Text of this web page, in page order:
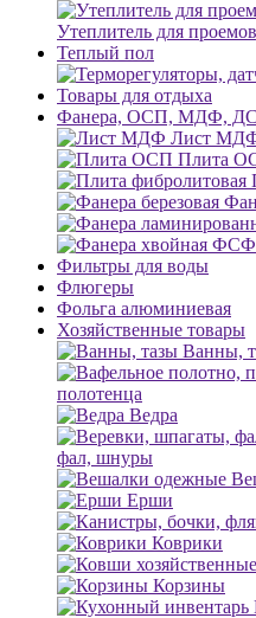
Утеплитель для
Теплый пол
Товары для отдыха
Фанера, ОСП, МДФ,
Лист
Плита
Фильтры для воды
Флюгеры
Фольга алюминиевая
Хозяйственные товары
Ванны,
полотенца
Ведра
фал, шнуры
Ерши
Коврики
Корзины